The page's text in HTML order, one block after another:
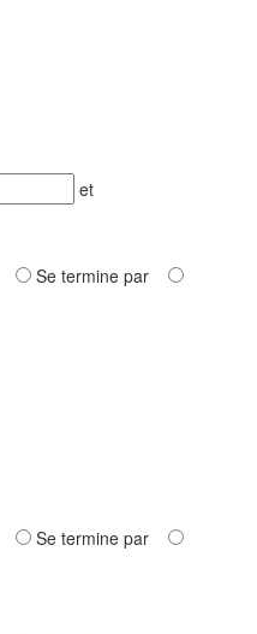
et
Se termine par
Se termine par